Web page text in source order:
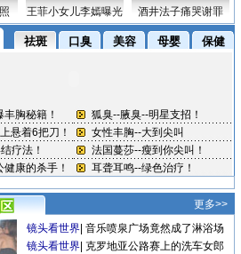
王菲小女儿李嫣曝光 酒井法子痛哭谢罪
更多>>
镜头看世界 音乐喷泉广场竟然成了淋浴场
镜头看世界 克罗地亚公路赛上的洗车女郎